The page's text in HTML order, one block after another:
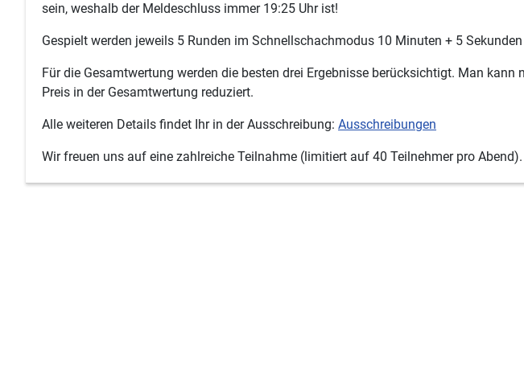
sein, weshalb der Meldeschluss immer 19:25 Uhr ist!
Gespielt werden jeweils 5 Runden im Schnellschachmodus 10 Minuten + 5
Für die Gesamtwertung werden die besten drei Ergebnisse berücksichtigt. Man
Preis in der Gesamtwertung reduziert.
Alle weiteren Details findet Ihr in der Ausschreibung: Ausschreibungen
Wir freuen uns auf eine zahlreiche Teilnahme (limitiert auf 40 Teilnehmer pro Abend).